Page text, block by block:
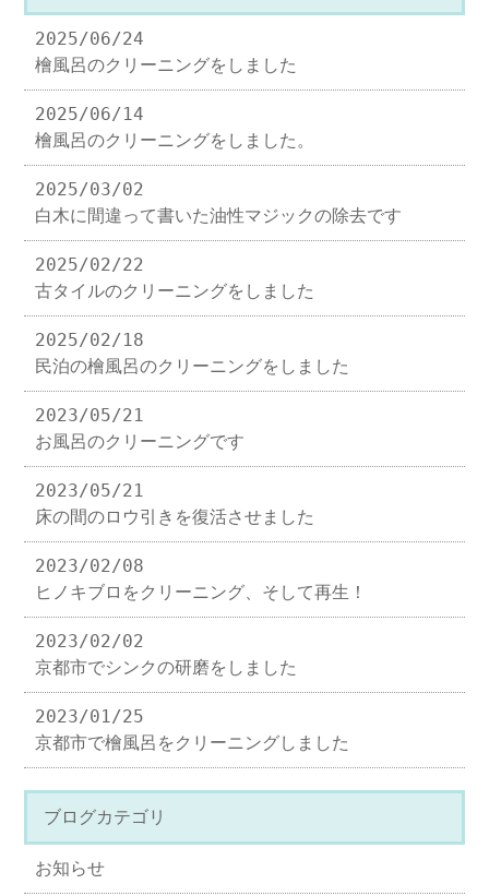
2025/06/24
檜風呂のクリーニングをしました
2025/06/14
檜風呂のクリーニングをしました。
2025/03/02
白木に間違って書いた油性マジックの除去です
2025/02/22
古タイルのクリーニングをしました
2025/02/18
民泊の檜風呂のクリーニングをしました
2023/05/21
お風呂のクリーニングです
2023/05/21
床の間のロウ引きを復活させました
2023/02/08
ヒノキブロをクリーニング、そして再生！
2023/02/02
京都市でシンクの研磨をしました
2023/01/25
京都市で檜風呂をクリーニングしました
ブログカテゴリ
お知らせ